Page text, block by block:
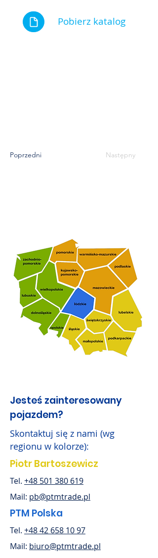
Pobierz katalog
Poprzedni Następny
Jesteś zainteresowany
pojazdem?
Skontaktuj się z nami (wg
regionu w kolorze):
Piotr Bartoszewicz
Tel. +48 501 380 619
Mail: pb@ptmtrade.pl
PTM Polska
Tel. +48 42 658 10 97
Mail: biuro@ptmtrade.pl